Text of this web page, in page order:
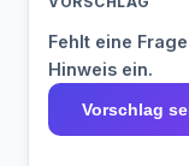
Fehlt eine
Hinweis ein.